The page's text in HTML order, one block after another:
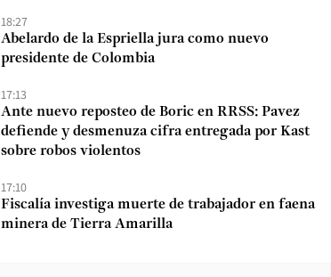
18:27
Abelardo de la Espriella jura como nuevo
presidente de Colombia
17:13
Ante nuevo reposteo de Boric en RRSS: Pavez
defiende y desmenuza cifra entregada por Kast
sobre robos violentos
17:10
Fiscalía investiga muerte de trabajador en faena
minera de Tierra Amarilla